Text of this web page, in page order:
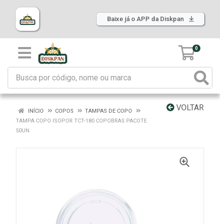
Baixe já o APP da Diskpan
0
VOLTAR
INÍCIO COPOS
TAMPAS DE COPO
TAMPA COPO ISOPOR TCT-180 COPOBRAS PACOTE
50UN